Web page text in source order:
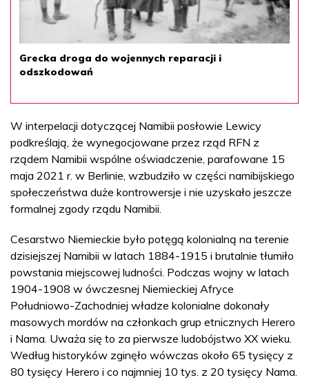
Grecka droga do wojennych reparacji i
odszkodowań
W interpelacji dotyczącej Namibii posłowie Lewicy
podkreślają, że wynegocjowane przez rząd RFN z
rządem Namibii wspólne oświadczenie, parafowane 15
maja 2021 r. w Berlinie, wzbudziło w części namibijskiego
społeczeństwa duże kontrowersje i nie uzyskało jeszcze
formalnej zgody rządu Namibii.
Cesarstwo Niemieckie było potęgą kolonialną na terenie
dzisiejszej Namibii w latach 1884-1915 i brutalnie tłumiło
powstania miejscowej ludności. Podczas wojny w latach
1904-1908 w ówczesnej Niemieckiej Afryce
Południowo-Zachodniej władze kolonialne dokonały
masowych mordów na członkach grup etnicznych Herero
i Nama. Uważa się to za pierwsze ludobójstwo XX wieku.
Według historyków zginęło wówczas około 65 tysięcy z
80 tysięcy Herero i co najmniej 10 tys. z 20 tysięcy Nama.